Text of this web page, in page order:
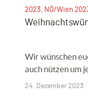
2023, NÖ/Wien
Wir wünschen
auch nützen um
24. Dezember 2023